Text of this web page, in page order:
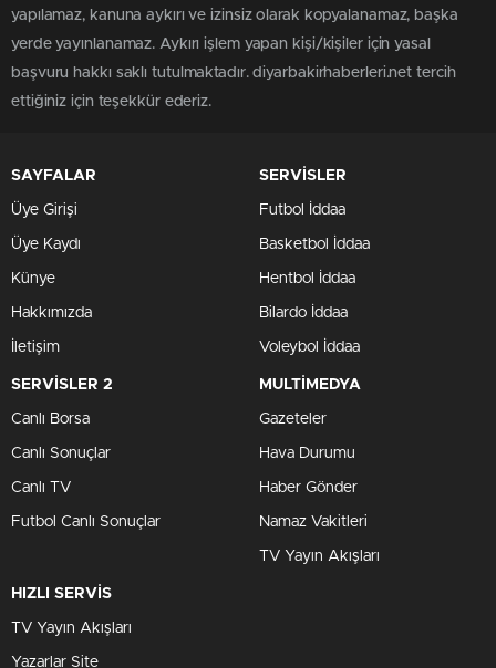
yapılamaz, kanuna aykırı ve izinsiz olarak kopyalanamaz, başka
yerde yayınlanamaz. Aykırı işlem yapan kişi/kişiler için yasal
başvuru hakkı saklı tutulmaktadır. diyarbakirhaberleri.net tercih
ettiğiniz için teşekkür ederiz.
SAYFALAR
Üye Girişi
Üye Kaydı
Künye
Hakkımızda
İletişim
SERVİSLER
Futbol İddaa
Basketbol İddaa
Hentbol İddaa
Bilardo İddaa
Voleybol İddaa
SERVİSLER 2
Canlı Borsa
Canlı Sonuçlar
Canlı TV
Futbol Canlı Sonuçlar
MULTİMEDYA
Gazeteler
Hava Durumu
Haber Gönder
Namaz Vakitleri
TV Yayın Akışları
HIZLI SERVİS
TV Yayın Akışları
Yazarlar Site